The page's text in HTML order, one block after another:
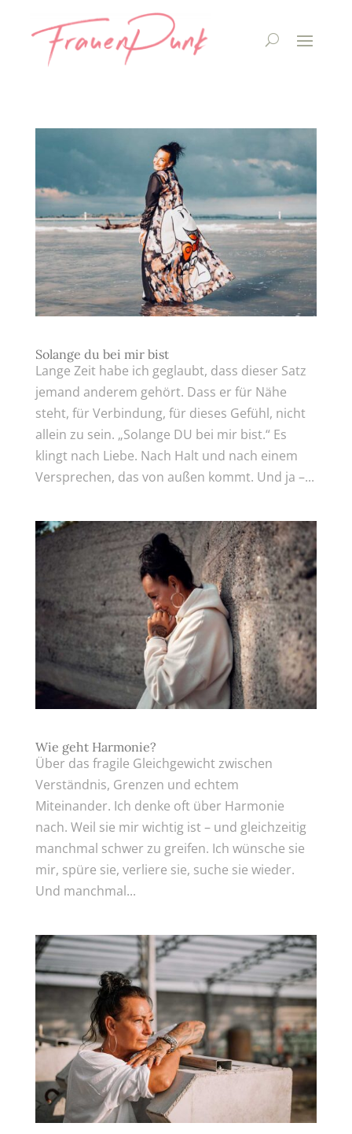
Solange du bei mir bist
Lange Zeit habe ich geglaubt, dass dieser Satz
jemand anderem gehört. Dass er für Nähe
steht, für Verbindung, für dieses Gefühl, nicht
allein zu sein. „Solange DU bei mir bist.“ Es
klingt nach Liebe. Nach Halt und nach einem
Versprechen, das von außen kommt. Und ja –...
Wie geht Harmonie?
Über das fragile Gleichgewicht zwischen
Verständnis, Grenzen und echtem
Miteinander. Ich denke oft über Harmonie
nach. Weil sie mir wichtig ist – und gleichzeitig
manchmal schwer zu greifen. Ich wünsche sie
mir, spüre sie, verliere sie, suche sie wieder.
Und manchmal...